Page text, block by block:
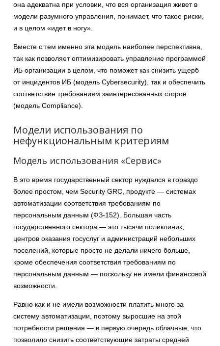
она адекватна при условии, что вся организация живет в
модели разумного управления, понимает, что такое риски,
и в целом «идет в ногу».
Вместе с тем именно эта модель наиболее перспективна,
так как позволяет оптимизировать управление программой
ИБ организации в целом, что поможет как снизить ущерб
от инцидентов ИБ (модель Cybersecurity), так и обеспечить
соответствие требованиям заинтересованных сторон
(модель Compliance).
Модели использования по
нефункциональным критериям
Модель использования «Сервис»
В это время государственный сектор нуждался в гораздо
более простом, чем Security GRC, продукте — системах
автоматизации соответствия требованиям по
персональным данным (ФЗ-152). Большая часть
государственного сектора — это тысячи поликлиник,
центров оказания госуслуг и администраций небольших
поселений, которые просто не делали ничего больше,
кроме обеспечения соответствия требованиям по
персональным данным — поскольку не имели финансовой
возможности.
Равно как и не имели возможности платить много за
систему автоматизации, поэтому выросшие на этой
потребности решения — в первую очередь облачные, что
позволило снизить соответствующие затраты средней